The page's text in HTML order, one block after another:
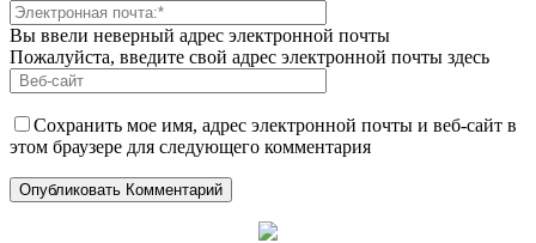
Вы ввели неверный адрес электронной почты
Пожалуйста, введите свой адрес электронной почты здесь
Сохранить мое имя, адрес электронной почты и веб-сайт в
этом браузере для следующего комментария